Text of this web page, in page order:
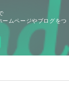
ームページやブログをつ